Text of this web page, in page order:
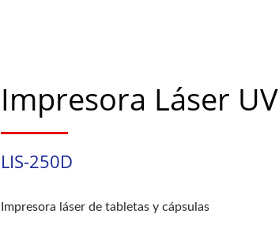
Impresora Láser UV
LIS-250D
Impresora láser de tabletas y cápsulas